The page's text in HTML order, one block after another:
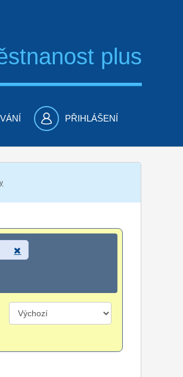
plus
PŘIHLÁŠENÍ